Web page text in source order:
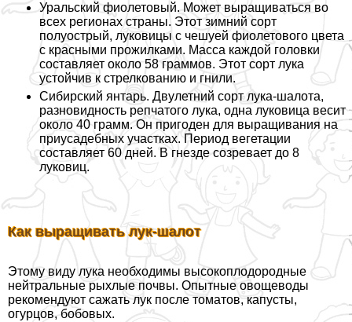
Уральский фиолетовый. Может выращиваться во
всех регионах страны. Этот зимний сорт
полуострый, луковицы с чешуей фиолетового цвета
с красными прожилками. Масса каждой головки
составляет около 58 граммов. Этот сорт лука
устойчив к стрелкованию и гнили.
Сибирский янтарь. Двулетний сорт лука-шалота,
разновидность репчатого лука, одна луковица весит
около 40 грамм. Он пригоден для выращивания на
приусадебных участках. Период вегетации
составляет 60 дней. В гнезде созревает до 8
луковиц.
Как выращивать лук-шалот
Этому виду лука необходимы высокоплодородные
нейтральные рыхлые почвы. Опытные овощеводы
рекомендуют сажать лук после томатов, капусты,
огурцов, бобовых.